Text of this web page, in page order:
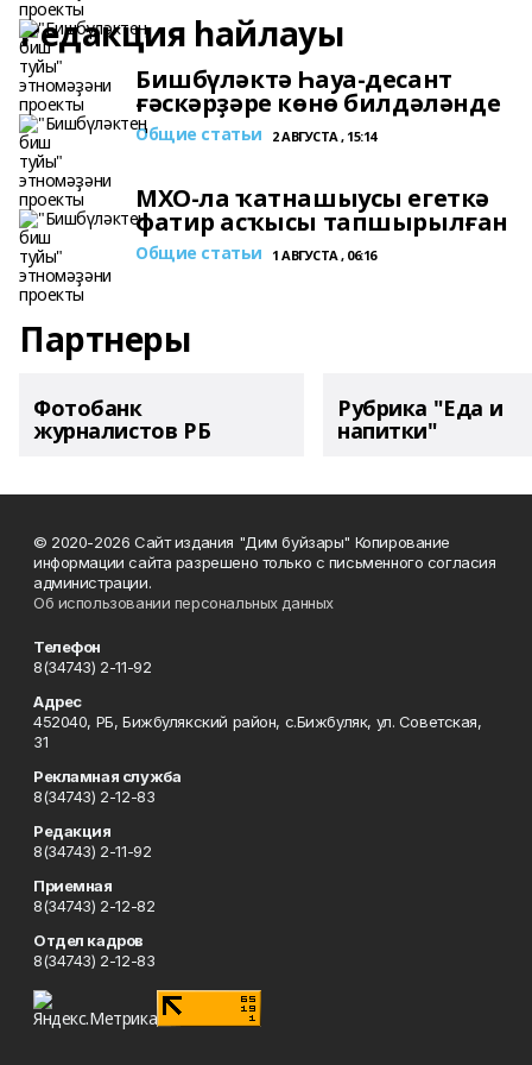
Редакция һайлауы
Бишбүләктә Һауа-десант
ғәскәрҙәре көнө билдәләнде
Общие статьи 2 АВГУСТА , 15:14
МХО-ла ҡатнашыусы егеткә
фатир асҡысы тапшырылған
Общие статьи 1 АВГУСТА , 06:16
Партнеры
Фотобанк
журналистов РБ
Рубрика "Еда и
напитки"
© 2020-2026 Сайт издания "Дим буйзары" Копирование
информации сайта разрешено только с письменного согласия
администрации.
Об использовании персональных данных
Телефон
8(34743) 2-11-92
Адрес
452040, РБ, Бижбулякский район, с.Бижбуляк, ул. Советская,
31
Рекламная служба
8(34743) 2-12-83
Редакция
8(34743) 2-11-92
Приемная
8(34743) 2-12-82
Отдел кадров
8(34743) 2-12-83